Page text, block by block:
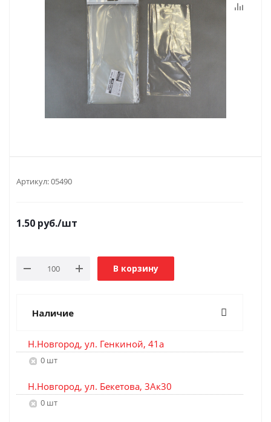
Артикул:05490
1.50 руб./шт
В корзину
Наличие
Н.Новгород, ул. Генкиной, 41а
0 шт
Н.Новгород, ул. Бекетова, 3Ак30
0 шт